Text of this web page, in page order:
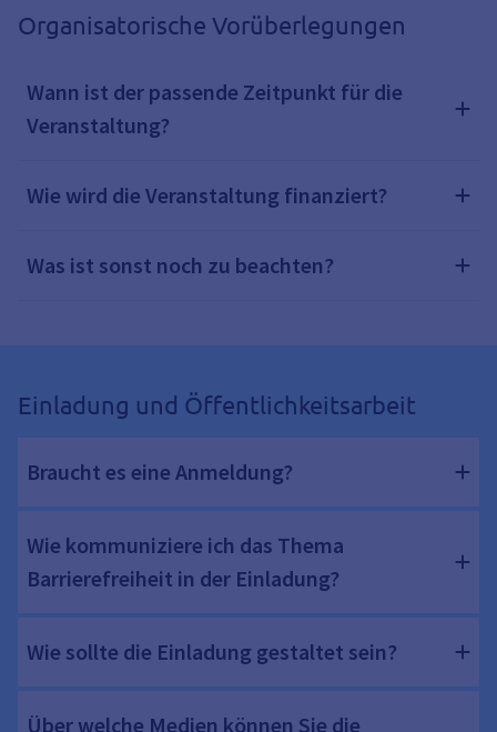
Organisatorische Vorüberlegungen
Wann ist der passende Zeitpunkt für die
Veranstaltung?
Wie wird die Veranstaltung finanziert?
Was ist sonst noch zu beachten?
Einladung und Öffentlichkeitsarbeit
Braucht es eine Anmeldung?
Wie kommuniziere ich das Thema
Barrierefreiheit in der Einladung?
Wie sollte die Einladung gestaltet sein?
Über welche Medien können Sie die